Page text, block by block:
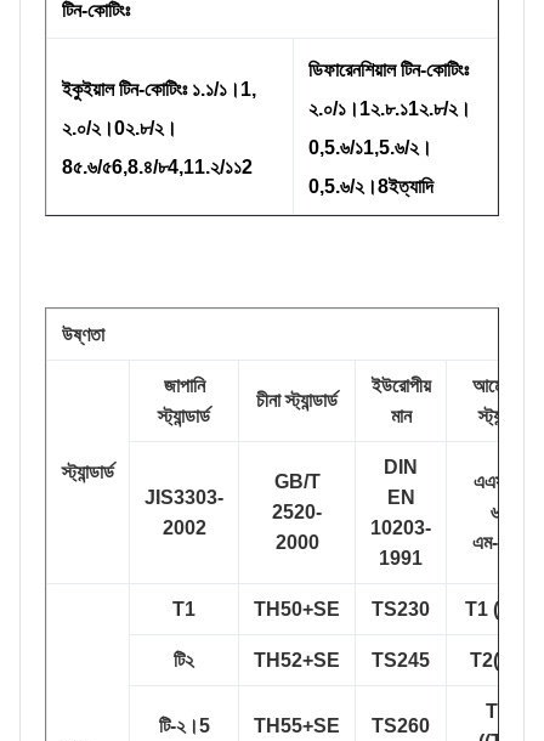
টিন-কোটিংঃ
ইকুইয়াল টিন-কোটিংঃ ১.১/১।1,
২.০/২।0২.৮/২।
8৫.৬/৫6,8.৪/৮4,11.২/১১2
ডিফারেনশিয়াল টিন-কোটিংঃ
২.০/১।1২.৮.১1২.৮/২।
0,5.৬/১1,5.৬/২।
0,5.৬/২।8ইত্যাদি
উষ্ণতা
স্ট্যান্ডার্ড
জাপানি
স্ট্যান্ডার্ড
চীনা স্ট্যান্ডার্ড
ইউরোপীয়
মান
আমেরিকান
স্ট্যান্ডার্ড
JIS3303-
2002
GB/T
2520-
2000
DIN
EN
10203-
1991
এএসটিএম
৬২৩
এম-২০০২
T1 TH50+SE TS230 T1 ((T49)
টি২ TH52+SE TS245 T2(T53)
টি-২।5 TH55+SE TS260
T2.5